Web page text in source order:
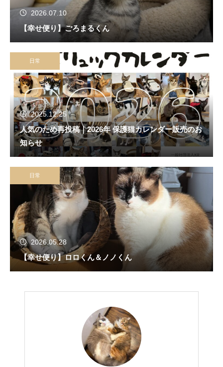
2026.07.10
【幸せ便り】ごろまるくん
日常
2025.12.25
人気のため再投稿｜2026年 保護猫カレンダー販売のお
知らせ
日常
2026.05.28
【幸せ便り】ロロくん＆ノノくん